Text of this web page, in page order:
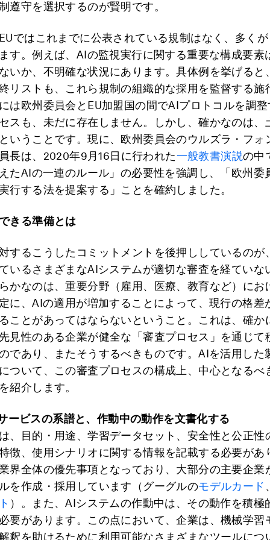
遵守を選択するのが賢明です。
ではこれまでに公表されている規制はなく、多く
す。例えば、AIの監視実行に関する重要な構成要素
いか、不明確な状況にあります。具体例を挙げると
リストも、これら規制の組織的な採用を監督する施
は欧州委員会とEU加盟国の間でAIプロトコルを調
スも、未だに存在しません。しかし、確かなのは、
いうことです。現に、欧州委員会のウルズラ・フォ
長は、2020年9月16日に行われた一般教書演説の中
たAIの一連のルール」の必要性を強調し、「欧州委
行する法を提案する」ことを確約しました。
きる準備とは
するこうしたコミットメントを後押ししているのが
いるさまざまなAIシステムが適切な審査を経ていな
かなのは、重要分野（雇用、医療、教育など）にお
に、AIの適用が増加することによって、現行の格差
ことがあってはならないということ。これは、確か
見性のある企業が健全な「審査プロセス」を通じて
であり、またそうするべきものです。AIを活用した
ついて、この審査プロセスの構成上、中心となるべ
紹介します。
ービスの系譜と、作動中の動作を文書化する
、目的・用途、学習データセット、安全性と公正性
徴、使用シナリオに関する情報を記載する必要があ
界全体の優先事項となっており、大部分の主要企業
を作成・採用しています（グーグルのモデルカード
）。また、AIシステムの作動中は、その動作を積極
要があります。この点において、企業は、機械学習
釈を助けるために利用可能なさまざまなツールにつ